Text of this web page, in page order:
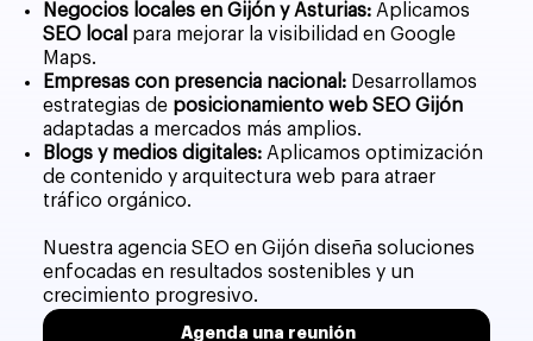
Negocios locales en Gijón y Asturias:Aplicamos
SEO local para mejorar la visibilidad en Google
Maps.
Empresas con presencia nacional:Desarrollamos
estrategias de posicionamiento web SEO Gijón
adaptadas a mercados más amplios.
Blogs y medios digitales:Aplicamos optimización
de contenido y arquitectura web para atraer
tráfico orgánico.
Nuestra agencia SEO en Gijón diseña soluciones
enfocadas en resultados sostenibles y un
crecimiento progresivo.
Agenda una reunión